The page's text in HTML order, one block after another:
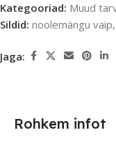
Kategooriad: Muud
Sildid: noolemängu vaip,
Jaga:
Rohkem infot